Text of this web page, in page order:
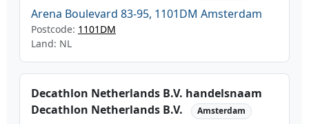
Arena Boulevard 83-95, 1101DM Amsterdam
Postcode: 1101DM
Land: NL
Decathlon Netherlands B.V. handelsnaam
Decathlon Netherlands B.V.
Amsterdam